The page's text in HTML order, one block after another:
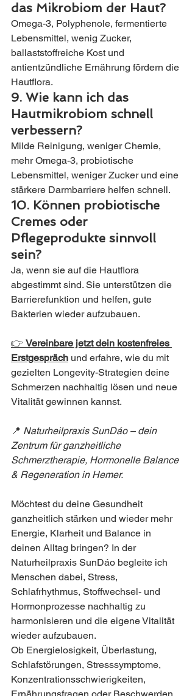
das Mikrobiom der Haut?
Omega-3, Polyphenole, fermentierte
Lebensmittel, wenig Zucker,
ballaststoffreiche Kost und
antientzündliche Ernährung fördern die
Hautflora.
9. Wie kann ich das
Hautmikrobiom schnell
verbessern?
Milde Reinigung, weniger Chemie,
mehr Omega-3, probiotische
Lebensmittel, weniger Zucker und eine
stärkere Darmbarriere helfen schnell.
10. Können probiotische
Cremes oder
Pflegeprodukte sinnvoll
sein?
Ja, wenn sie auf die Hautflora
abgestimmt sind. Sie unterstützen die
Barrierefunktion und helfen, gute
Bakterien wieder aufzubauen.
👉 Vereinbare jetzt dein kostenfreies
Erstgespräch und erfahre, wie du mit
gezielten Longevity-Strategien deine
Schmerzen nachhaltig lösen und neue
Vitalität gewinnen kannst.
📍 Naturheilpraxis SunDáo – dein
Zentrum für ganzheitliche
Schmerztherapie, Hormonelle Balance
& Regeneration in Hemer.
Möchtest du deine Gesundheit
ganzheitlich stärken und wieder mehr
Energie, Klarheit und Balance in
deinen Alltag bringen? In der
Naturheilpraxis SunDáo begleite ich
Menschen dabei, Stress,
Schlafrhythmus, Stoffwechsel- und
Hormonprozesse nachhaltig zu
harmonisieren und die eigene Vitalität
wieder aufzubauen.
Ob Energielosigkeit, Überlastung,
Schlafstörungen, Stresssymptome,
Konzentrationsschwierigkeiten,